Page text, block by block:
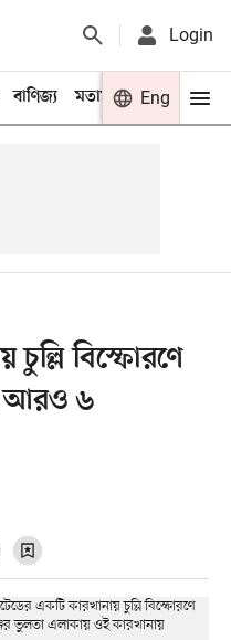
Login
বাণিজ্য মতামত খেলা
Eng
চুল্লি বিস্ফোরণে
আরও ৬